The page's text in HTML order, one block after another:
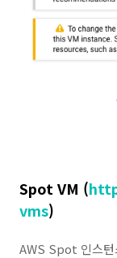
Spot VM (
vms)
AWS Spot 인스턴